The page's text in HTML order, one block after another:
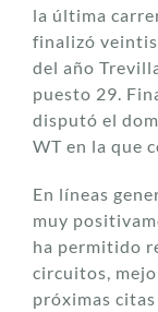
la última
finalizó
del año
puesto 29.
disputó el
WT en la que
En líneas
muy
ha permitido
circuitos,
próximas